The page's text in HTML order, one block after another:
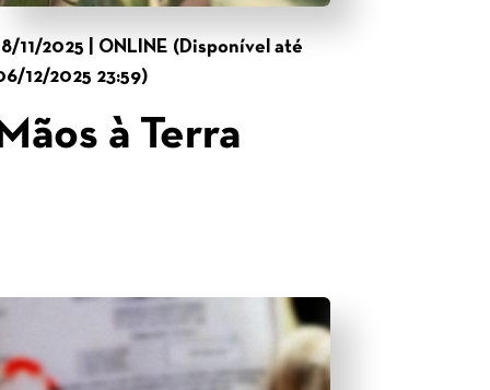
11/2025 | ONLINE (Disponível até
12/2025 23:59)
à Terra